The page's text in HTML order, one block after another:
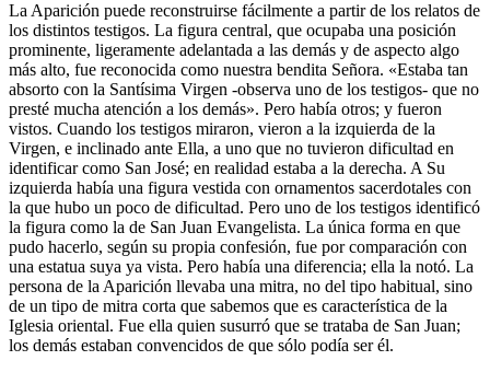
La Aparición puede reconstruirse fácilmente a partir de los relatos de
los distintos testigos. La figura central, que ocupaba una posición
prominente, ligeramente adelantada a las demás y de aspecto algo
más alto, fue reconocida como nuestra bendita Señora. «Estaba tan
absorto con la Santísima Virgen -observa uno de los testigos- que no
presté mucha atención a los demás». Pero había otros; y fueron
vistos. Cuando los testigos miraron, vieron a la izquierda de la
Virgen, e inclinado ante Ella, a uno que no tuvieron dificultad en
identificar como San José; en realidad estaba a la derecha. A Su
izquierda había una figura vestida con ornamentos sacerdotales con
la que hubo un poco de dificultad. Pero uno de los testigos identificó
la figura como la de San Juan Evangelista. La única forma en que
pudo hacerlo, según su propia confesión, fue por comparación con
una estatua suya ya vista. Pero había una diferencia; ella la notó. La
persona de la Aparición llevaba una mitra, no del tipo habitual, sino
de un tipo de mitra corta que sabemos que es característica de la
Iglesia oriental. Fue ella quien susurró que se trataba de San Juan;
los demás estaban convencidos de que sólo podía ser él.